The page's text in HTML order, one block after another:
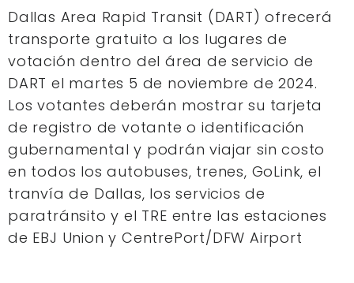
Dallas Area Rapid Transit (DART) ofrecerá
transporte gratuito a los lugares de
votación dentro del área de servicio de
DART el martes 5 de noviembre de 2024.
Los votantes deberán mostrar su tarjeta
de registro de votante o identificación
gubernamental y podrán viajar sin costo
en todos los autobuses, trenes, GoLink, el
tranvía de Dallas, los servicios de
paratránsito y el TRE entre las estaciones
de EBJ Union y CentrePort/DFW Airport